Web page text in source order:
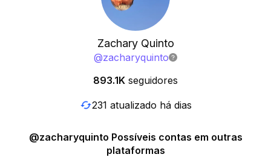
Zachary Quinto
@zacharyquinto
893.1K seguidores
231 atualizado há dias
@zacharyquinto Possíveis contas em outras
plataformas